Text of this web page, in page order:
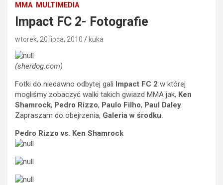
MMA MULTIMEDIA
Impact FC 2- Fotografie
wtorek, 20 lipca, 2010 kuka
(sherdog.com)
Fotki do niedawno odbytej gali Impact FC 2 w której
mogliśmy zobaczyć walki takich gwiazd MMA jak, Ken
Shamrock, Pedro Rizzo, Paulo Filho, Paul Daley.
Zapraszam do obejrzenia, Galeria w środku.
Pedro Rizzo vs. Ken Shamrock